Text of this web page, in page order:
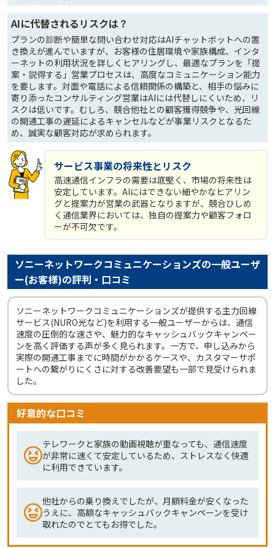
AIに代替されるリスクは？
プランの診断や簡単な問い合わせ対応はAIチャットボットへの置
き換えが進んでいますが、お客様の住居環境や家族構成、インタ
ーネットの利用状況を詳しくヒアリングし、最適なプランを「提
案・説得する」営業プロセスは、高度なコミュニケーション能力
を要します。対面や電話による信頼関係の構築と、相手の悩みに
寄り添ったコンサルティング営業はAIには代替しにくいため、リ
スクは低いです。むしろ、競合他社との顧客獲得競争や、光回線
の開通工事の遅延によるキャンセルなどが事業リスクとなるた
め、誠実な顧客対応が求められます。
サービス事業の将来性とリスク
高速通信インフラの需要は底堅く、市場の将来性は
安定しています。AIにはできない細やかなヒアリン
グと提案力が営業の武器となりますが、競合ひしめ
く通信業界においては、独自の提案力や顧客フォロ
ーが不可欠です。
ソニーネットワークコミュニケーションズの一般ユーザ
ー(お客様)の評判・口コミ
ソニーネットワークコミュニケーションズが提供する主力回線
サービス(NURO光など)を利用する一般ユーザーからは、通信
速度の圧倒的な速さや、魅力的なキャッシュバックキャンペー
ンを高く評価する声が多く見られます。一方で、申し込みから
実際の開通工事までに時間がかかるケースや、カスタマーサポ
ートへの繋がりにくさに対する改善要望も一部で見受けられま
した。
好意的な口コミ
テレワークと家族の動画視聴が重なっても、通信速度
が非常に速くて安定しているため、ストレスなく快適
に利用できています。
他社からの乗り換えでしたが、月額料金が安くなった
うえに、高額なキャッシュバックキャンペーンを受け
取れたのでとてもお得でした。